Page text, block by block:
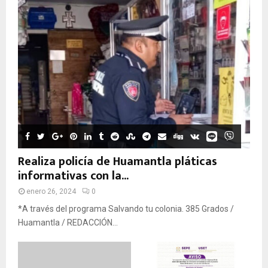
Realiza policía de Huamantla pláticas
informativas con la...
enero 26, 2024 0
*A través del programa Salvando tu colonia. 385 Grados /
Huamantla / REDACCIÓN...